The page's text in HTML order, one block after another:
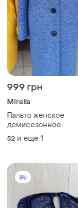
999 грн
Mirella
Пальто женское
демисезонное
52 и еще 1